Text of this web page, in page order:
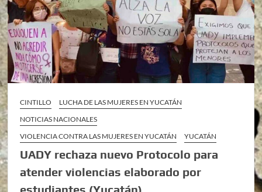
CINTILLO
LUCHA DE LAS MUJERES EN YUCATÁN
NOTICIAS NACIONALES
VIOLENCIA CONTRA LAS MUJERES EN YUCATÁN
YUCATÁN
UADY rechaza nuevo Protocolo para
atender violencias elaborado por